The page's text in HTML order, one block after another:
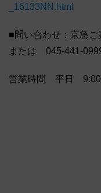
_16133NN.html
■問い合わせ：京急
または 045-441-
営業時間 平日 9:00